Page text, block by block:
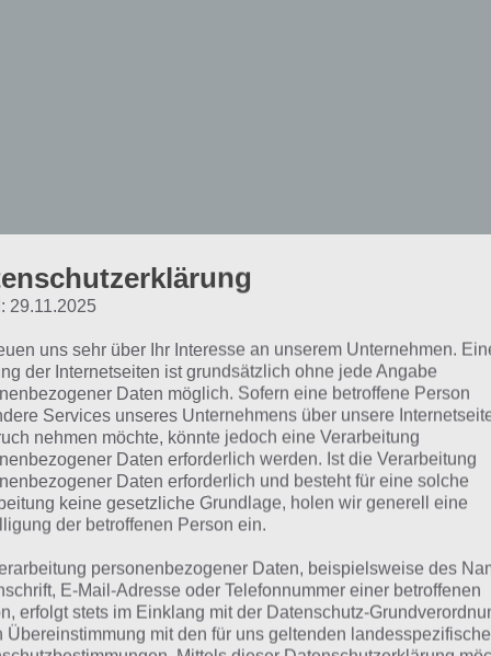
Epic Heroes:
Smartphone
Mächte sind ins Königreich einmarschiert. Nun ist
zu befreien. Dazu stehen dir furchtlose Helden zur
Charaktere mit unterschiedlichen Fähigkeiten,
speziellere Charaktere.
Ziel des Spiels ist recht simple erklärt. Versuche einfach
Helden beiseite zu räumen um so am Ende der Story
dar zu stehen. Dabei hast du verschiedene
29.11.2025
uns sehr über Ihr Interesse an unserem Unternehmen.
der Internetseiten ist grundsätzlich ohne jede Angabe
Daten möglich. Sofern eine betroffene Person
Services unseres Unternehmens über unsere
nehmen möchte, könnte jedoch eine Verarbeitung
Daten erforderlich werden. Ist die Verarbeitung
Daten erforderlich und besteht für eine solche
keine gesetzliche Grundlage, holen wir generell eine
der betroffenen Person ein.
personenbezogener Daten, beispielsweise des
E-Mail-Adresse oder Telefonnummer einer betroffenen
erfolgt stets im Einklang mit der Datenschutz-
Übereinstimmung mit den für uns geltenden